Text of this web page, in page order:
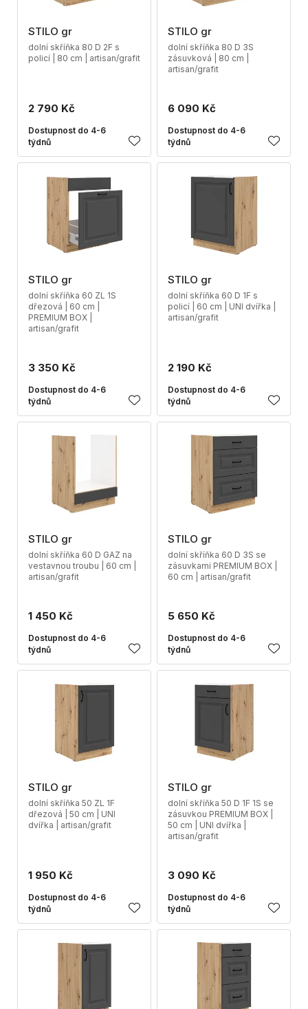
STILO gr
dolní skříňka 80 D 2F s
policí | 80 cm | artisan/grafit
2 790 Kč
Dostupnost do 4-6
týdnů
STILO gr
dolní skříňka 80 D 3S
zásuvková | 80 cm |
artisan/grafit
6 090 Kč
Dostupnost do 4-6
týdnů
STILO gr
dolní skříňka 60 ZL 1S
dřezová | 60 cm |
PREMIUM BOX |
artisan/grafit
3 350 Kč
Dostupnost do 4-6
týdnů
STILO gr
dolní skříňka 60 D 1F s
policí | 60 cm | UNI dvířka |
artisan/grafit
2 190 Kč
Dostupnost do 4-6
týdnů
STILO gr
dolní skříňka 60 D GAZ na
vestavnou troubu | 60 cm |
artisan/grafit
1 450 Kč
Dostupnost do 4-6
týdnů
STILO gr
dolní skříňka 60 D 3S se
zásuvkami PREMIUM BOX |
60 cm | artisan/grafit
5 650 Kč
Dostupnost do 4-6
týdnů
STILO gr
dolní skříňka 50 ZL 1F
dřezová | 50 cm | UNI
dvířka | artisan/grafit
1 950 Kč
Dostupnost do 4-6
týdnů
STILO gr
dolní skříňka 50 D 1F 1S se
zásuvkou PREMIUM BOX |
50 cm | UNI dvířka |
artisan/grafit
3 090 Kč
Dostupnost do 4-6
týdnů